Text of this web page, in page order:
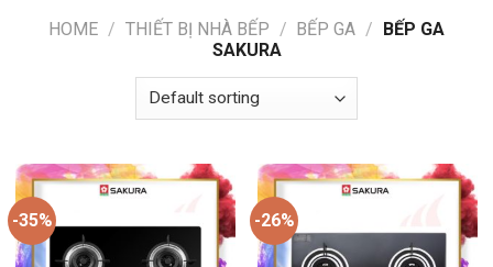
HOME / THIẾT BỊ NHÀ BẾP / BẾP GA / BẾP GA
SAKURA
-35% -26%